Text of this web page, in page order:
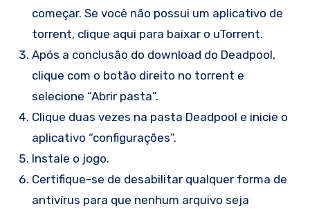
começar. Se você não possui um aplicativo de
torrent, clique aqui para baixar o uTorrent.
Após a conclusão do download do Deadpool,
clique com o botão direito no torrent e
selecione “Abrir pasta”.
Clique duas vezes na pasta Deadpool e inicie o
aplicativo “configurações”.
Instale o jogo.
Certifique-se de desabilitar qualquer forma de
antivírus para que nenhum arquivo seja